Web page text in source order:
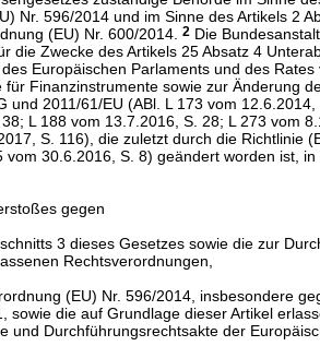
Nr. 596/2014 und im Sinne des Artikels 2
(EU) Nr. 600/2014.2 Die
die Zwecke des Artikels 25 Absatz 4
Europäischen Parlaments und des Rates
für Finanzinstrumente sowie zur Änderung
und 2011/61/EU (ABl. L 173 vom 12.6.2014,
L 188 vom 13.7.2016, S. 28; L 273 vom
S. 116), die zuletzt durch die Richtlinie
vom 30.6.2016, S. 8) geändert worden ist,
gegen
3 dieses Gesetzes sowie die zur
Rechtsverordnungen,
(EU) Nr. 596/2014, insbesondere
sowie die auf Grundlage dieser Artikel
und Durchführungsrechtsakte der